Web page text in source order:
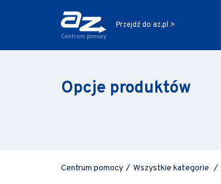
Centrum pomocy
Przejdź do az.pl >
Opcje produktów
Centrum pomocy / Wszystkie kategorie /